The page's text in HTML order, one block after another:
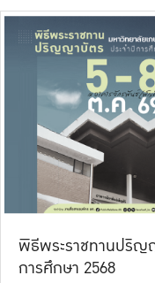
พิธีพระราชทานปริญ
การศึกษา 2568